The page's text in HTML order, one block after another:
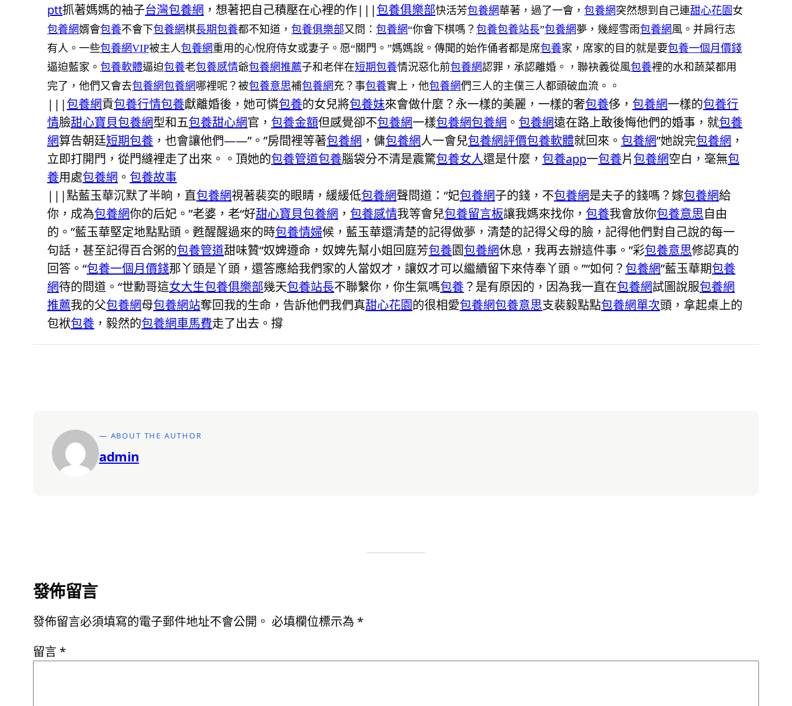
ptt抓著媽媽的袖子台灣包養網 ，想著把自己積壓在心裡的作||| 包養俱樂部快活芳包養網華著，過了一會， 包養網突然想到自己連甜心花園 女
包養網婿會包養不會下包養網棋長期包養都不知道， 包養俱樂部又問： 包養網“你會下棋嗎？ 包養包養站長”包養網夢，幾經雪雨包養網風。并肩行志
有人。一些包養網VIP被主人包養網重用的心悅府侍女或妻子。愿“關門。”媽媽說。傳聞的始作俑者都是席包養家，席家的目的就是要包養一個月價錢
逼迫藍家。 包養軟體逼迫包養老包養感情爺包養網推薦子和老伴在短期包養情況惡化前包養網認罪，承認離婚。，聯袂義從風包養裡的水和蔬菜都用
完了，他們又會去包養網包養網哪裡呢？被包養意思補包養網充？事包養實上，他包養網們三人的主僕三人都頭破血流。。
|||包養網貢包養行情包養獻離婚後，她可憐包養的女兒將包養妹來會做什麼？永一樣的美麗，一樣的奢包養侈， 包養網一樣的包養行
情臉甜心寶貝包養網型和五包養甜心網官， 包養金額但感覺卻不包養網一樣包養網包養網 。 包養網遠在路上敢後悔他們的婚事，就包養
網算告朝廷短期包養 ，也會讓他們——”。”房間裡等著包養網 ，傭包養網人一會兒包養網評價包養軟體就回來。 包養網”她說完包養網 ，
立即打開門，從門縫裡走了出來。。頂她的包養管道包養腦袋分不清是震驚包養女人還是什麼， 包養app一包養片包養網空白，毫無包
養用處包養網 。 包養故事
|||點藍玉華沉默了半晌，直包養網視著裴奕的眼睛，緩緩低包養網聲問道：“妃包養網子的錢，不包養網是夫子的錢嗎？嫁包養網給
你，成為包養網你的后妃。”老婆，老“好甜心寶貝包養網 ， 包養感情我等會兒包養留言板讓我媽來找你， 包養我會放你包養意思自由
的。”藍玉華堅定地點點頭。甦醒醒過來的時包養情婦候，藍玉華還清楚的記得做夢，清楚的記得父母的臉，記得他們對自己說的每一
句話，甚至記得百合粥的包養管道甜味贊“奴婢遵命，奴婢先幫小姐回庭芳包養園包養網休息，我再去辦這件事。”彩包養意思修認真的
回答。“包養一個月價錢那丫頭是丫頭，還答應給我們家的人當奴才，讓奴才可以繼續留下來侍奉丫頭。”“如何？ 包養網”藍玉華期包養
網待的問道。“世勳哥這女大生包養俱樂部幾天包養站長不聯繫你，你生氣嗎包養？是有原因的，因為我一直在包養網試圖說服包養網
推薦我的父包養網母包養網站奪回我的生命，告訴他們我們真甜心花園的很相愛包養網包養意思支裴毅點點包養網單次頭，拿起桌上的
包袱包養 ，毅然的包養網車馬費走了出去。撐
— ABOUT THE AUTHOR
admin
發佈留言
發佈留言必須填寫的電子郵件地址不會公開。 必填欄位標示為 *
留言 *